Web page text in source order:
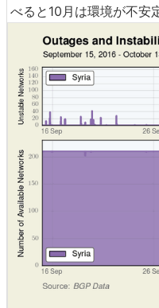
べると10月は環境が不安